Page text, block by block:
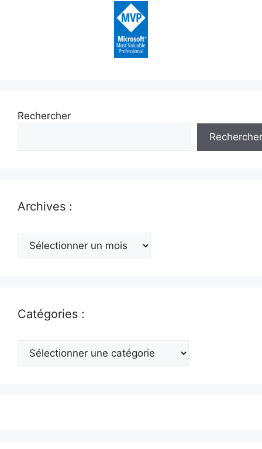
Rechercher
Rechercher
Archives :
Archives
Catégories :
Catégories